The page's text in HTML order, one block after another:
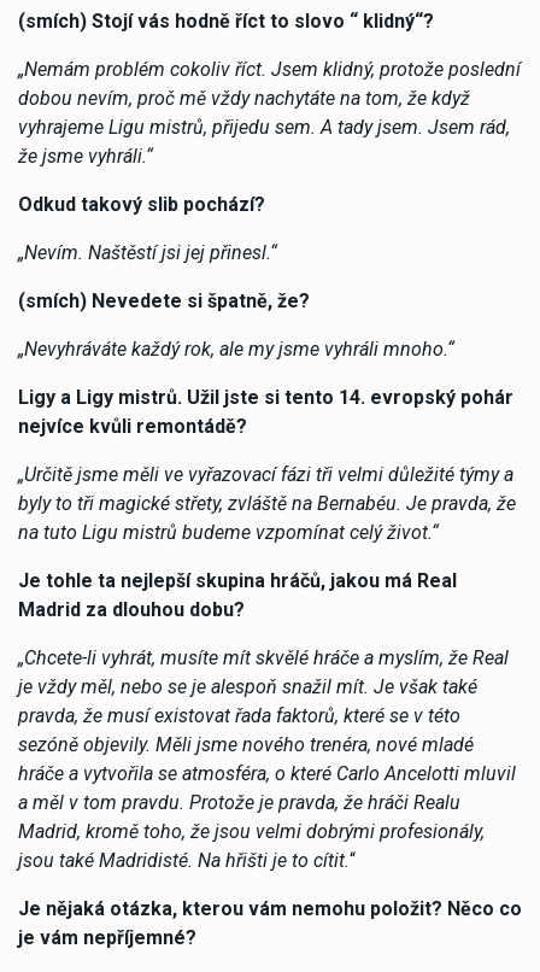
(smích) Stojí vás hodně říct to slovo “ klidný“?
„Nemám problém cokoliv říct. Jsem klidný, protože poslední
dobou nevím, proč mě vždy nachytáte na tom, že když
vyhrajeme Ligu mistrů, přijedu sem. A tady jsem. Jsem rád,
že jsme vyhráli.“
Odkud takový slib pochází?
„Nevím. Naštěstí jsi jej přinesl.“
(smích) Nevedete si špatně, že?
„Nevyhráváte každý rok, ale my jsme vyhráli mnoho.“
Ligy a Ligy mistrů. Užil jste si tento 14. evropský pohár
nejvíce kvůli remontádě?
„Určitě jsme měli ve vyřazovací fázi tři velmi důležité týmy a
byly to tři magické střety, zvláště na Bernabéu. Je pravda, že
na tuto Ligu mistrů budeme vzpomínat celý život.“
Je tohle ta nejlepší skupina hráčů, jakou má Real
Madrid za dlouhou dobu?
„Chcete-li vyhrát, musíte mít skvělé hráče a myslím, že Real
je vždy měl, nebo se je alespoň snažil mít. Je však také
pravda, že musí existovat řada faktorů, které se v této
sezóně objevily. Měli jsme nového trenéra, nové mladé
hráče a vytvořila se atmosféra, o které Carlo Ancelotti mluvil
a měl v tom pravdu. Protože je pravda, že hráči Realu
Madrid, kromě toho, že jsou velmi dobrými profesionály,
jsou také Madridisté. Na hřišti je to cítit.“
Je nějaká otázka, kterou vám nemohu položit? Něco co
je vám nepříjemné?